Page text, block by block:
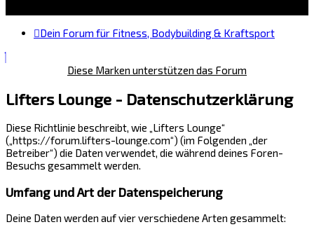
Dein Forum für Fitness, Bodybuilding & Kraftsport
Diese Marken unterstützen das Forum
Lifters Lounge - Datenschutzerklärung
Diese Richtlinie beschreibt, wie „Lifters Lounge“
(„https://forum.lifters-lounge.com“) (im Folgenden „der
Betreiber“) die Daten verwendet, die während deines Foren-
Besuchs gesammelt werden.
Umfang und Art der Datenspeicherung
Deine Daten werden auf vier verschiedene Arten gesammelt: